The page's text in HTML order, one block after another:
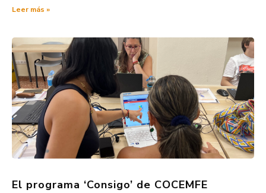
Leer más »
El programa ‘Consigo’ de COCEMFE